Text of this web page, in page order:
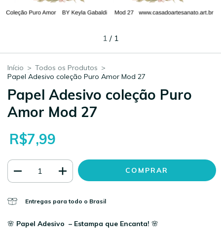
1 / 1
Início > Todos os Produtos >
Papel Adesivo coleção Puro Amor Mod 27
Papel Adesivo coleção Puro
Amor Mod 27
R$7,99
Entregas para todo o Brasil
🌸 Papel Adesivo – Estampa que Encanta! 🌸